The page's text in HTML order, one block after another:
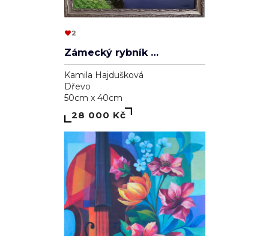
2
Zámecký rybník v Lednici
Kamila Hajdušková
Dřevo
50cm x 40cm
28 000 Kč